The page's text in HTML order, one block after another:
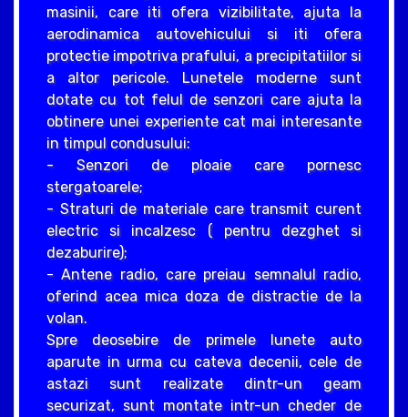
masinii, care iti ofera vizibilitate, ajuta la
aerodinamica autovehicului si iti ofera
protectie impotriva prafului, a precipitatiilor si
a altor pericole. Lunetele moderne sunt
dotate cu tot felul de senzori care ajuta la
obtinere unei experiente cat mai interesante
in timpul condusului:
- Senzori de ploaie care pornesc
stergatoarele;
- Straturi de materiale care transmit curent
electric si incalzesc ( pentru dezghet si
dezaburire);
- Antene radio, care preiau semnalul radio,
oferind acea mica doza de distractie de la
volan.
Spre deosebire de primele lunete auto
aparute in urma cu cateva decenii, cele de
astazi sunt realizate dintr-un geam
securizat, sunt montate intr-un cheder de